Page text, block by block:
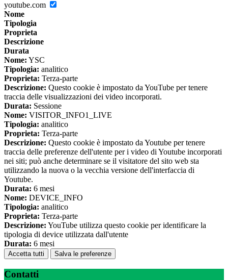
youtube.com
Nome
Tipologia
Proprieta
Descrizione
Durata
Nome: YSC
Tipologia: analitico
Proprieta: Terza-parte
Descrizione: Questo cookie è impostato da YouTube per tenere
traccia delle visualizzazioni dei video incorporati.
Durata: Sessione
Nome: VISITOR_INFO1_LIVE
Tipologia: analitico
Proprieta: Terza-parte
Descrizione: Questo cookie è impostato da Youtube per tenere
traccia delle preferenze dell'utente per i video di Youtube incorporati
nei siti; può anche determinare se il visitatore del sito web sta
utilizzando la nuova o la vecchia versione dell'interfaccia di
Youtube.
Durata: 6 mesi
Nome: DEVICE_INFO
Tipologia: analitico
Proprieta: Terza-parte
Descrizione: YouTube utilizza questo cookie per identificare la
tipologia di device utilizzata dall'utente
Durata: 6 mesi
Accetta tutti Salva le preferenze
Contatti